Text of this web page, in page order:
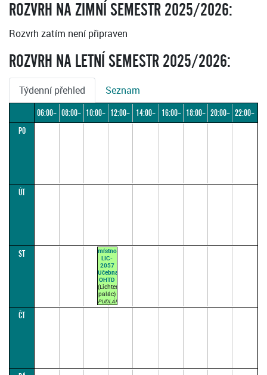
ROZVRH NA ZIMNÍ SEMESTR 2025/2026:
Rozvrh zatím není připraven
ROZVRH NA LETNÍ SEMESTR 2025/2026:
Týdenní přehled Seznam
06:00– 08:00– 10:00– 12:00–
14:00–
16:00– 18:00– 20:00– 22:00–
PO
ÚT
ST
místnost
LIC-
2057
Učebna
OHTD
(Lichtenštejnský
palác)
PUDLÁK
M.
ČT